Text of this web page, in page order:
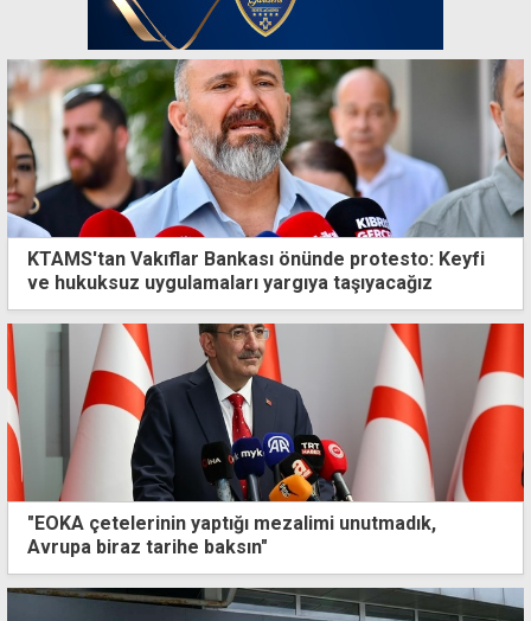
KTAMS'tan Vakıflar Bankası önünde protesto: Keyfi
ve hukuksuz uygulamaları yargıya taşıyacağız
"EOKA çetelerinin yaptığı mezalimi unutmadık,
Avrupa biraz tarihe baksın"